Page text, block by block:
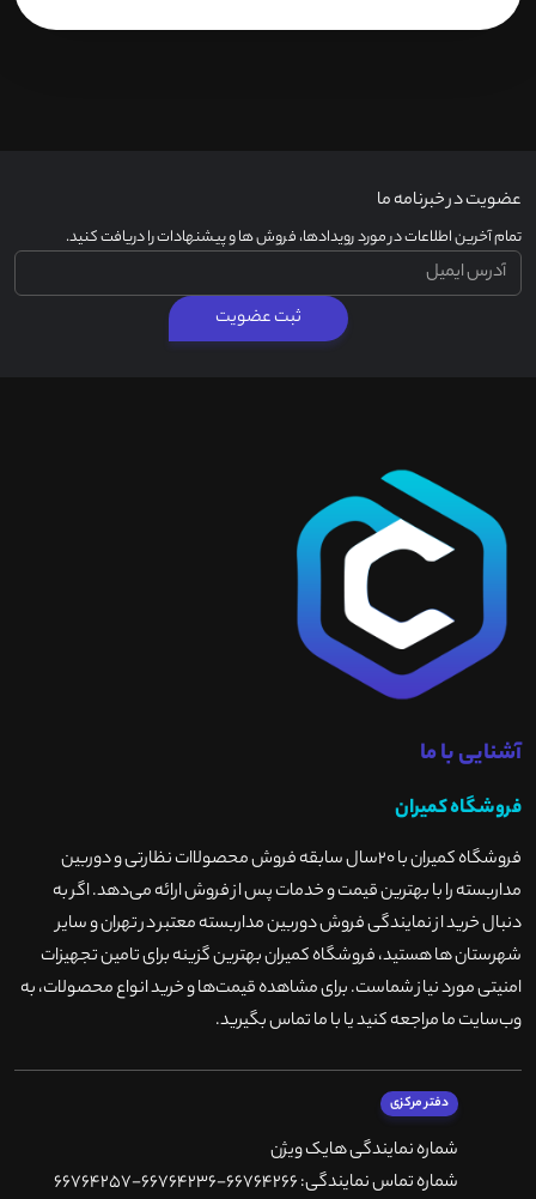
عضویت در خبرنامه ما
تمام آخرین اطلاعات در مورد رویدادها، فروش ها و پیشنهادات را دریافت کنید.
ثبت عضویت
آشنایی با ما
فروشگاه کمیران
فروشگاه کمیران با ۲۰سال سابقه فروش محصولاات نظارتی و دوربین
مداربسته را با بهترین قیمت و خدمات پس از فروش ارائه می‌دهد. اگر به
دنبال خرید از نمایندگی فروش دوربین مداربسته معتبر در تهران و سایر
شهرستان ها هستید، فروشگاه کمیران بهترین گزینه برای تامین تجهیزات
امنیتی مورد نیاز شماست. برای مشاهده قیمت‌ها و خرید انواع محصولات، به
وب‌سایت ما مراجعه کنید یا با ما تماس بگیرید.
دفتر مرکزی
شماره نمایندگی هایک ویژن
شماره تماس نمایندگی: 66764266-66764236-66764257